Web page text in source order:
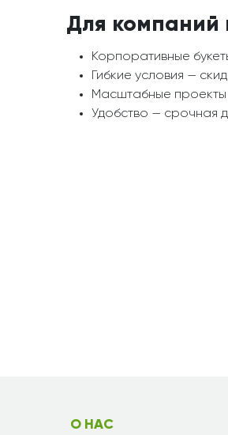
Для компаний
Корпоративные
Гибкие условия —
Масштабные проекты
Удобство — срочная
О НАС